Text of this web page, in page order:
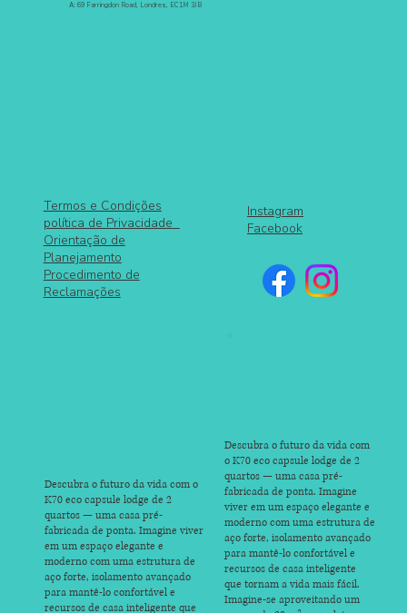
A: 69 Farringdon Road, Londres, EC1M 3JB
Termos e Condições
política de Privacidade
Orientação de
Planejamento
Procedimento de
Reclamações
Descubra o futuro da vida com o
K70 eco capsule lodge de 2
quartos — uma casa pré-
fabricada de ponta. Imagine viver
em um espaço elegante e
moderno com uma estrutura de
aço forte, isolamento avançado
para mantê-lo confortável e
recursos de casa inteligente que
Instagram
Facebook
Descubra o futuro da vida com
o K70 eco capsule lodge de 2
quartos — uma casa pré-
fabricada de ponta. Imagine
viver em um espaço elegante e
moderno com uma estrutura de
aço forte, isolamento avançado
para mantê-lo confortável e
recursos de casa inteligente
que tornam a vida mais fácil.
Imagine-se aproveitando um